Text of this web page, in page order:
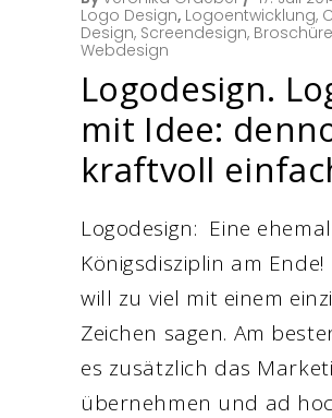
Logo Design, Logoentwicklung,
Design, Screendesign,
Webdesign
Logodesign.
mit Idee:
kraftvoll
Logodesign: Eine
Königsdisziplin am Ende!
will zu viel mit einem
Zeichen sagen. Am
es zusätzlich das
übernehmen und ad hoc